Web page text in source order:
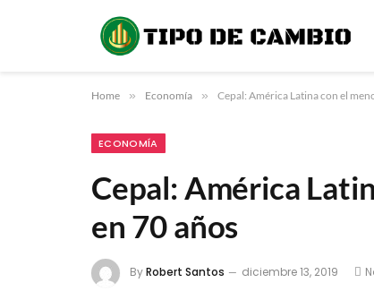
Home » Economía » Cepal: América Latina con el
ECONOMÍA
Cepal: América
en 70 años
ByRobert Santos diciembre 13, 2019